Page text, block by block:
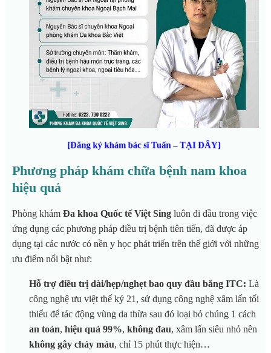
[Đăng ký khám bác sĩ Tuấn – TẠI ĐÂY]
Phương pháp khám chữa bệnh nam khoa
hiệu quả
Phòng khám Đa khoa Quốc tế Việt Sing luôn đi đầu trong việc
ứng dụng các phương pháp điều trị bệnh tiên tiến, đã được áp
dụng tại các nước có nền y học phát triển trên thế giới với những
ưu điểm nổi bật như:
Hỗ trợ điều trị dài/hẹp/nghẹt bao quy đầu bằng ITC: Là
công nghệ ưu việt thế kỷ 21, sử dụng công nghệ xâm lấn tối
thiểu để tác động vùng da thừa sau đó loại bỏ chúng 1 cách
an toàn, hiệu quả 99%, không đau, xâm lấn siêu nhỏ nên
không gây chảy máu, chỉ 15 phút thực hiện…